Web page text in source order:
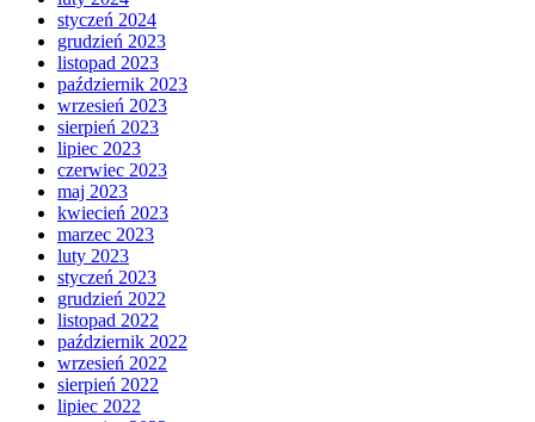
styczeń 2024
grudzień 2023
listopad 2023
październik 2023
wrzesień 2023
sierpień 2023
lipiec 2023
czerwiec 2023
maj 2023
kwiecień 2023
marzec 2023
luty 2023
styczeń 2023
grudzień 2022
listopad 2022
październik 2022
wrzesień 2022
sierpień 2022
lipiec 2022